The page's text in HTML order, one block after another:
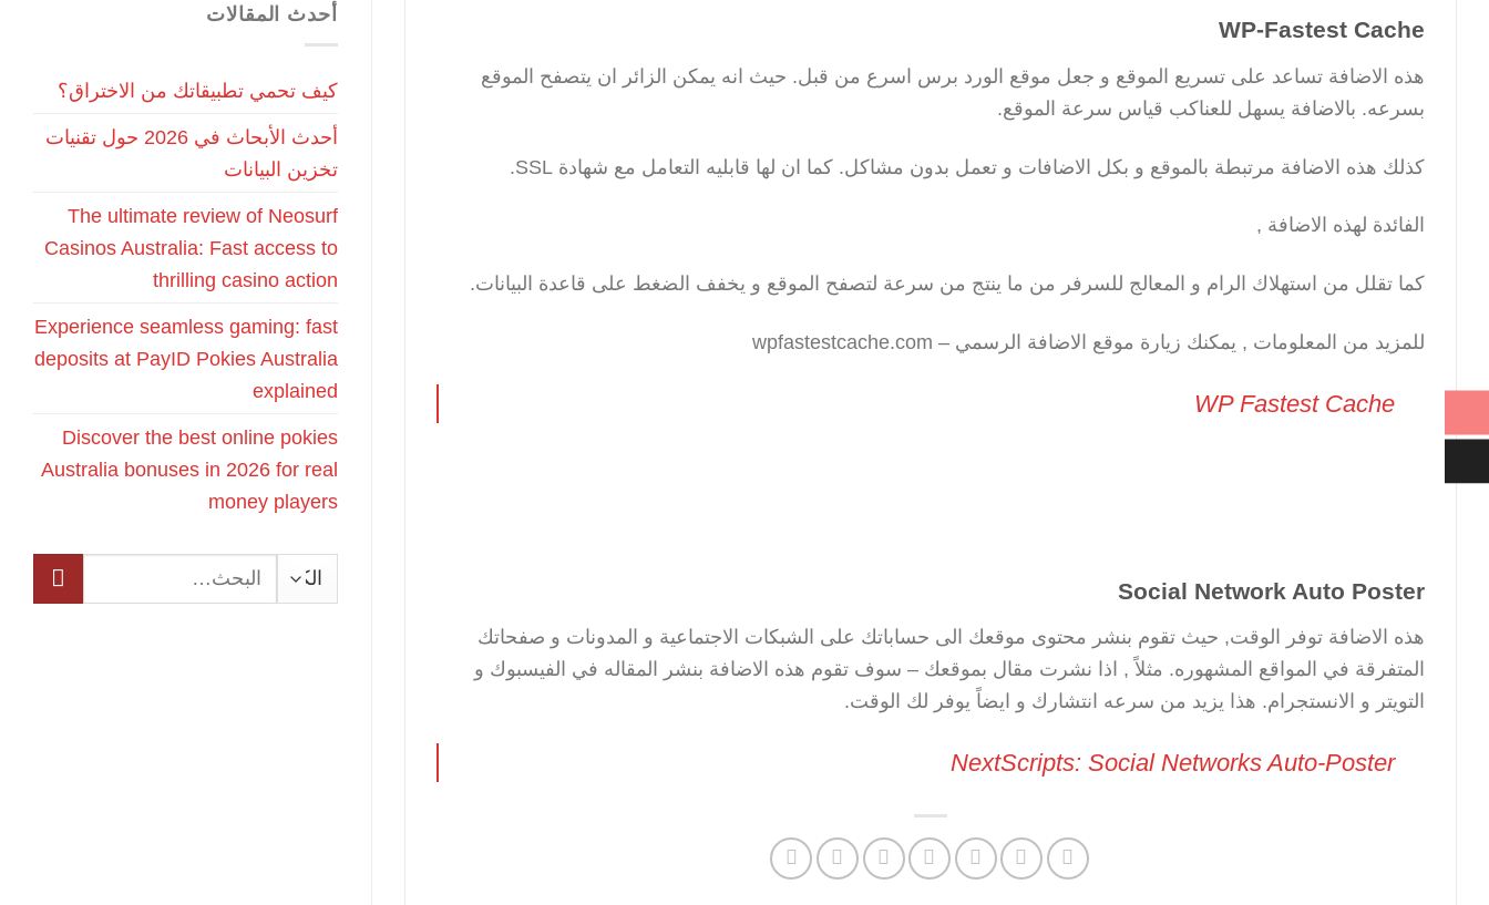
WP-Fastest Cache
هذه الاضافة تساعد على تسريع الموقع و جعل موقع الورد برس اسرع من قبل. حيث انه يمكن الزائر ان يتصفح الموقع
بسرعه. بالاضافة يسهل للعناكب قياس سرعة الموقع.
كذلك هذه الاضافة مرتبطة بالموقع و بكل الاضافات و تعمل بدون مشاكل. كما ان لها قابليه التعامل مع شهادة SSL.
الفائدة لهذه الاضافة ,
كما تقلل من استهلاك الرام و المعالج للسرفر من ما ينتج من سرعة لتصفح الموقع و يخفف الضغط على قاعدة البيانات.
للمزيد من المعلومات , يمكنك زيارة موقع الاضافة الرسمي – wpfastestcache.com
WP Fastest Cache
Social Network Auto Poster
هذه الاضافة توفر الوقت, حيث تقوم بنشر محتوى موقعك الى حساباتك على الشبكات الاجتماعية و المدونات و صفحاتك
المتفرقة في المواقع المشهوره. مثلاً , اذا نشرت مقال بموقعك – سوف تقوم هذه الاضافة بنشر المقاله في الفيسبوك و
التويتر و الانستجرام. هذا يزيد من سرعه انتشارك و ايضاً يوفر لك الوقت.
NextScripts: Social Networks Auto-Poster
أحدث المقالات
كيف تحمي تطبيقاتك من الاختراق؟
أحدث الأبحاث في 2026 حول تقنيات
تخزين البيانات
The ultimate review of Neosurf
Casinos Australia: Fast access to
thrilling casino action
Experience seamless gaming: fast
deposits at PayID Pokies Australia
explained
Discover the best online pokies
Australia bonuses in 2026 for real
money players
البحث
عن: